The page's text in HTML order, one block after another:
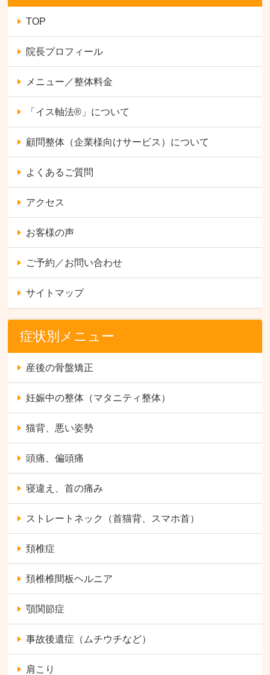
TOP
院長プロフィール
メニュー／整体料金
「イス軸法®︎」について
顧問整体（企業様向けサービス）について
よくあるご質問
アクセス
お客様の声
ご予約／お問い合わせ
サイトマップ
症状別メニュー
産後の骨盤矯正
妊娠中の整体（マタニティ整体）
猫背、悪い姿勢
頭痛、偏頭痛
寝違え、首の痛み
ストレートネック（首猫背、スマホ首）
頚椎症
頚椎椎間板ヘルニア
顎関節症
事故後遺症（ムチウチなど）
肩こり